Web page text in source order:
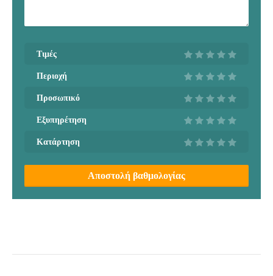
Τιμές
Περιοχή
Προσωπικό
Εξυπηρέτηση
Κατάρτηση
Αποστολή βαθμολογίας